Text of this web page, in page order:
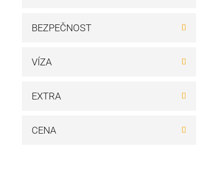
BEZPEČNOST
VÍZA
EXTRA
CENA